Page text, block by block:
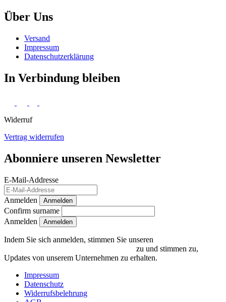
Über Uns
Versand
Impressum
Daten­schutz­erklärung
In Verbindung bleiben
Widerruf
Vertrag widerrufen
Abonniere unseren Newsletter
E-Mail-Addresse
Anmelden Anmelden
Confirm surname
Anmelden
Indem Sie sich anmelden, stimmen Sie unseren
zu und stimmen zu,
Updates von unserem Unternehmen zu erhalten.
Impressum
Datenschutz
Widerrufsbelehrung